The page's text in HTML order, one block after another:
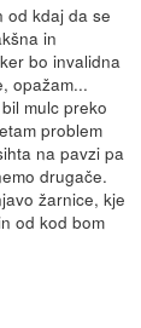
od kdaj da se
in
bo invalidna
opažam...
mulc preko
problem
na pavzi pa
drugače.
žarnice, kje
od kod bom